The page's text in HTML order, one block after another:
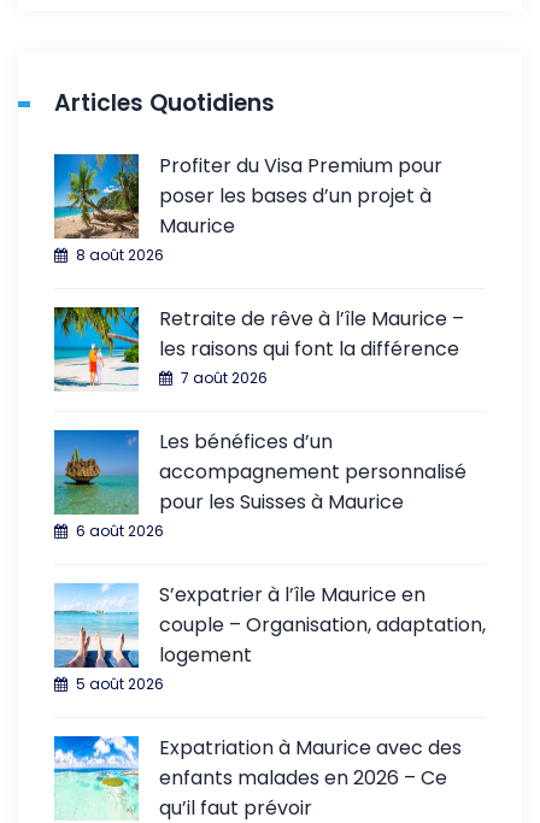
Articles Quotidiens
Profiter du Visa Premium pour
poser les bases d’un projet à
Maurice
8 août 2026
Retraite de rêve à l’île Maurice –
les raisons qui font la différence
7 août 2026
Les bénéfices d’un
accompagnement personnalisé
pour les Suisses à Maurice
6 août 2026
S’expatrier à l’île Maurice en
couple – Organisation, adaptation,
logement
5 août 2026
Expatriation à Maurice avec des
enfants malades en 2026 – Ce
qu’il faut prévoir